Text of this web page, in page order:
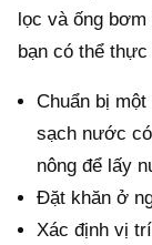
lọc và ống
bạn có thể
Chuẩn bị
sạch nước
nông để lấy
Đặt khăn ở
Xác định vị